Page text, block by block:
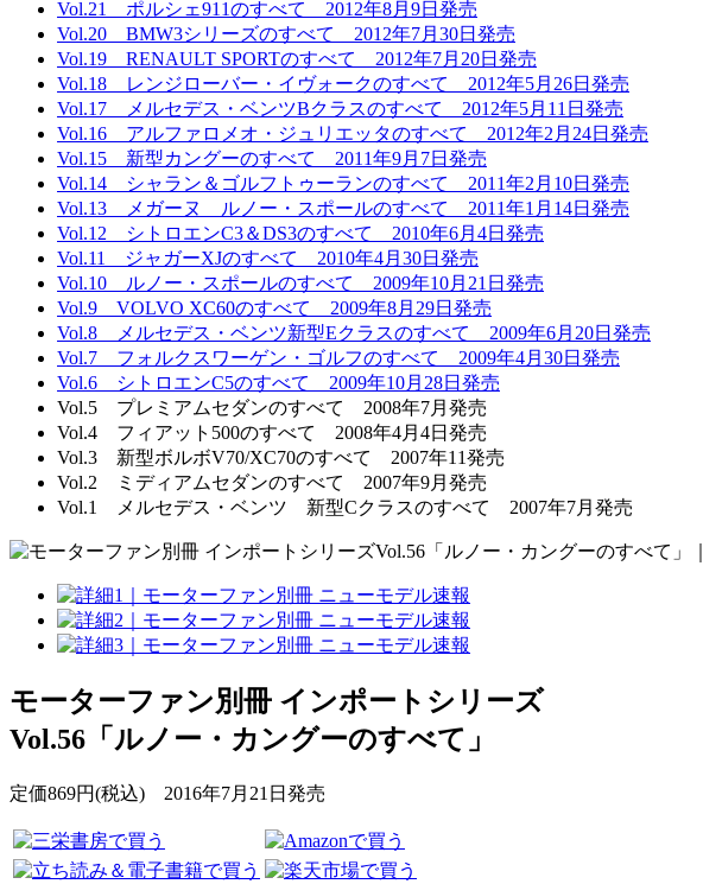
Vol.21 ポルシェ911のすべて 2012年8月9日発売
Vol.20 BMW3シリーズのすべて 2012年7月30日発売
Vol.19 RENAULT SPORTのすべて 2012年7月20日発売
Vol.18 レンジローバー・イヴォークのすべて 2012年5月26日発売
Vol.17 メルセデス・ベンツBクラスのすべて 2012年5月11日発売
Vol.16 アルファロメオ・ジュリエッタのすべて 2012年2月24日発売
Vol.15 新型カングーのすべて 2011年9月7日発売
Vol.14 シャラン＆ゴルフトゥーランのすべて 2011年2月10日発売
Vol.13 メガーヌ ルノー・スポールのすべて 2011年1月14日発売
Vol.12 シトロエンC3＆DS3のすべて 2010年6月4日発売
Vol.11 ジャガーXJのすべて 2010年4月30日発売
Vol.10 ルノー・スポールのすべて 2009年10月21日発売
Vol.9 VOLVO XC60のすべて 2009年8月29日発売
Vol.8 メルセデス・ベンツ新型Eクラスのすべて 2009年6月20日発売
Vol.7 フォルクスワーゲン・ゴルフのすべて 2009年4月30日発売
Vol.6 シトロエンC5のすべて 2009年10月28日発売
Vol.5 プレミアムセダンのすべて 2008年7月発売
Vol.4 フィアット500のすべて 2008年4月4日発売
Vol.3 新型ボルボV70/XC70のすべて 2007年11発売
Vol.2 ミディアムセダンのすべて 2007年9月発売
Vol.1 メルセデス・ベンツ 新型Cクラスのすべて 2007年7月発売
モーターファン別冊 インポートシリーズ
Vol.56「ルノー・カングーのすべて」
定価869円(税込) 2016年7月21日発売